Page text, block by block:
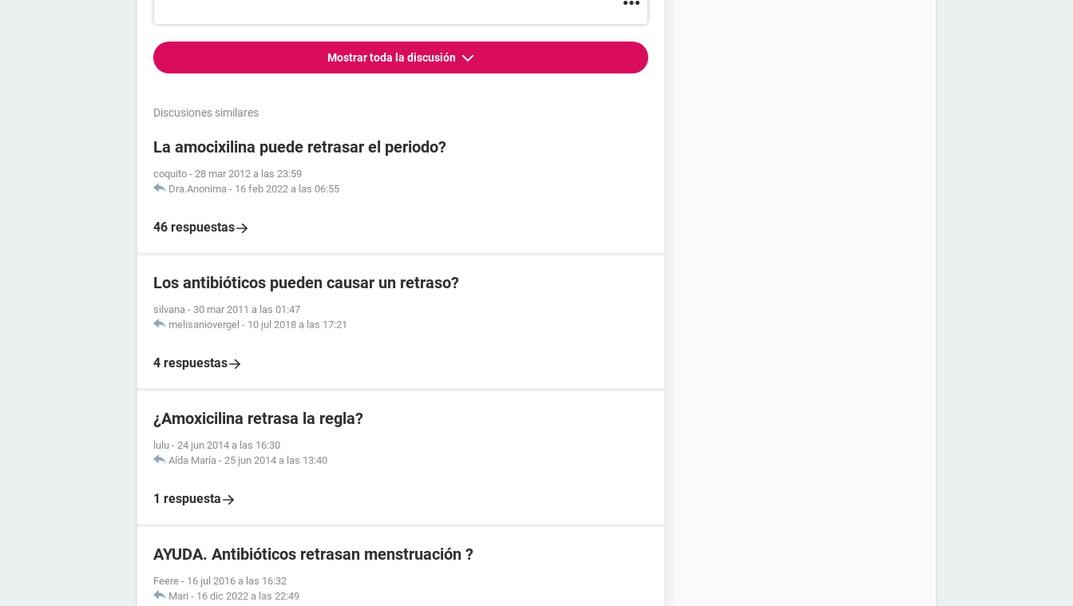
Mostrar toda la discusión
Discusiones similares
La amocixilina puede retrasar el periodo?
coquito - 28 mar 2012 a las 23:59
Dra.Anonima - 16 feb 2022 a las 06:55
46 respuestas
Los antibióticos pueden causar un retraso?
silvana - 30 mar 2011 a las 01:47
melisaniovergel - 10 jul 2018 a las 17:21
4 respuestas
¿Amoxicilina retrasa la regla?
lulu - 24 jun 2014 a las 16:30
Aída María - 25 jun 2014 a las 13:40
1 respuesta
AYUDA. Antibióticos retrasan menstruación ?
Feere - 16 jul 2016 a las 16:32
Mari - 16 dic 2022 a las 22:49